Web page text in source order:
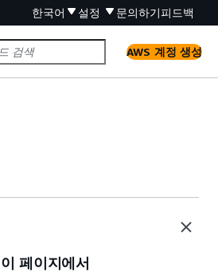
한국어 설정 문의하기피드백
AWS 계정 생성
이 페이지에서